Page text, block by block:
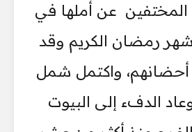
المختفين عن أملها في
رمضان الكريم وقد
أحضانهم، واكتمل شمل
الدفء إلى البيوت